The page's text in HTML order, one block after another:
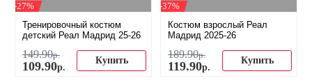
-27%
Тренировочный костюм
детский Реал Мадрид 25-26
149.90р.
109.90р.
Купить
-37%
Костюм взрослый Реал
Мадрид 2025-26
189.90р.
119.90р.
Купить